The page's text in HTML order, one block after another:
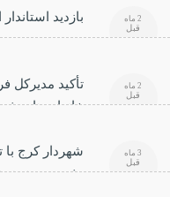
بازدید 2 ماه
قبل
تأکید مدیرکل
خانواده‌های
2 ماه
قبل
شهردار کرج
بشری مرهون
3 ماه
قبل